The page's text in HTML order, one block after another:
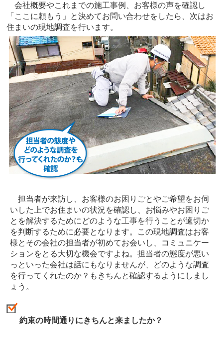
会社概要やこれまでの施工事例、お客様の声を確認し
「ここに頼もう」と決めてお問い合わせをしたら、次はお
住まいの現地調査を行います。
担当者が来訪し、お客様のお困りごとやご希望をお伺
いした上でお住まいの状況を確認し、お悩みやお困りご
とを解決するためにどのような工事を行うことが適切か
を判断するために必要となります。この現地調査はお客
様とその会社の担当者が初めてお会いし、コミュニケー
ションをとる大切な機会ですよね。担当者の態度が悪い
っといった会社は話にもなりませんが、どのような調査
を行ってくれたのか？もきちんと確認するようにしまし
ょう。
約束の時間通りにきちんと来ましたか？